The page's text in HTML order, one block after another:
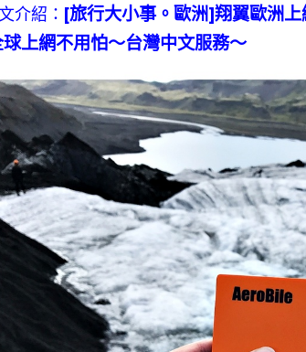
介紹： [旅行大小事。歐洲]翔翼歐洲
上網不用怕～台灣中文服務～